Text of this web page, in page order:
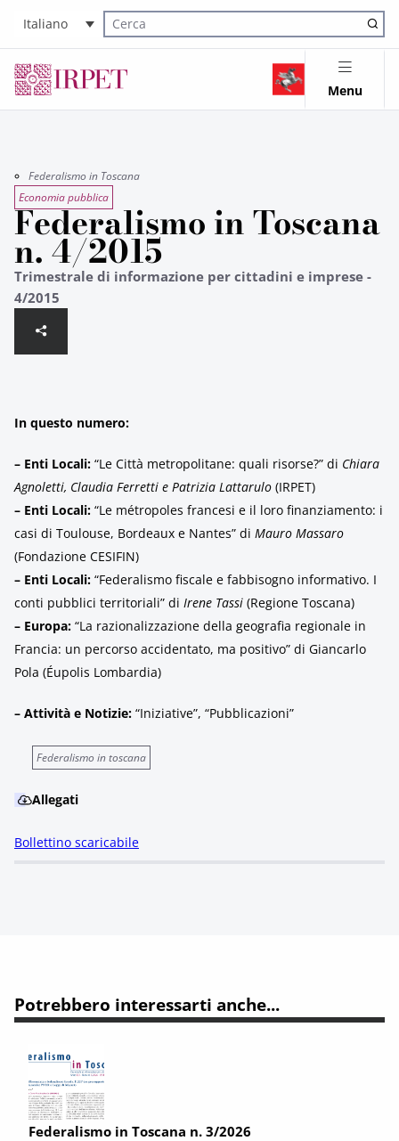
Italiano
Cerca nel sito
Menu
Federalismo in Toscana
Economia pubblica
Federalismo in Toscana
n. 4/2015
Trimestrale di informazione per cittadini e imprese -
4/2015
In questo numero:
– Enti Locali: “Le Città metropolitane: quali risorse?” di Chiara
Agnoletti, Claudia Ferretti e Patrizia Lattarulo (IRPET)
– Enti Locali: “Le métropoles francesi e il loro finanziamento: i
casi di Toulouse, Bordeaux e Nantes” di Mauro Massaro
(Fondazione CESIFIN)
– Enti Locali: “Federalismo fiscale e fabbisogno informativo. I
conti pubblici territoriali” di Irene Tassi (Regione Toscana)
– Europa: “La razionalizzazione della geografia regionale in
Francia: un percorso accidentato, ma positivo” di Giancarlo
Pola (Éupolis Lombardia)
– Attività e Notizie: “Iniziative”, “Pubblicazioni”
Federalismo in toscana
Allegati
Bollettino scaricabile
Potrebbero interessarti anche...
Federalismo in Toscana n. 3/2026